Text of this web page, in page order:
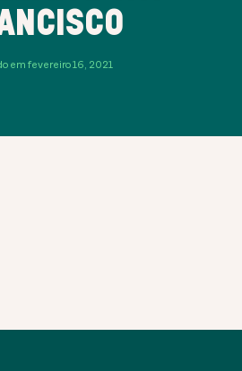
em fevereiro 16, 2021